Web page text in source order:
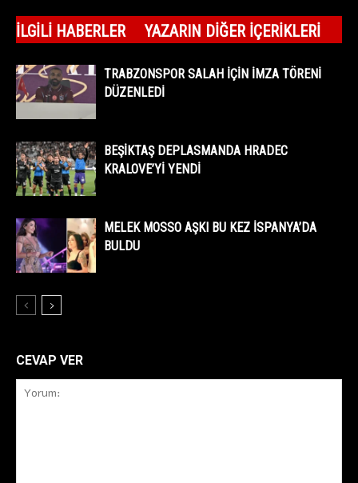
İLGILI HABERLER YAZARIN DIĞER İÇERIKLERI
TRABZONSPOR SALAH İÇİN İMZA TÖRENİ
DÜZENLEDİ
BEŞİKTAŞ DEPLASMANDA HRADEC
KRALOVE’Yİ YENDİ
MELEK MOSSO AŞKI BU KEZ İSPANYA’DA
BULDU
CEVAP VER